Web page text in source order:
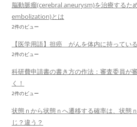
脳動脈瘤(cerebral aneurysm)を治療するた
embolization)とは
2件のビュー
【医学用語】担癌 がんを体内に持ってい
2件のビュー
科研費申請書の書き方の作法：審査委員が
く！
2件のビュー
状態ｎから状態ｎへ遷移する確率は、状態
じ？違う？